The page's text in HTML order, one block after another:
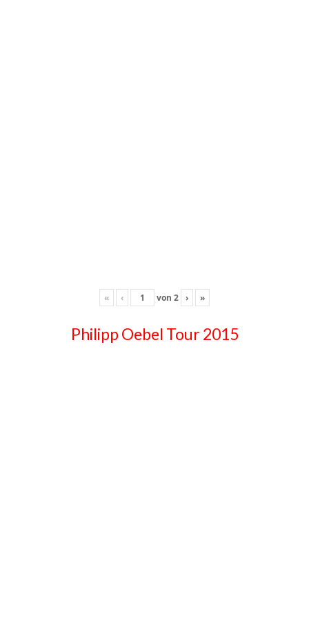
« ‹ von 2 › »
Philipp Oebel Tour 2015